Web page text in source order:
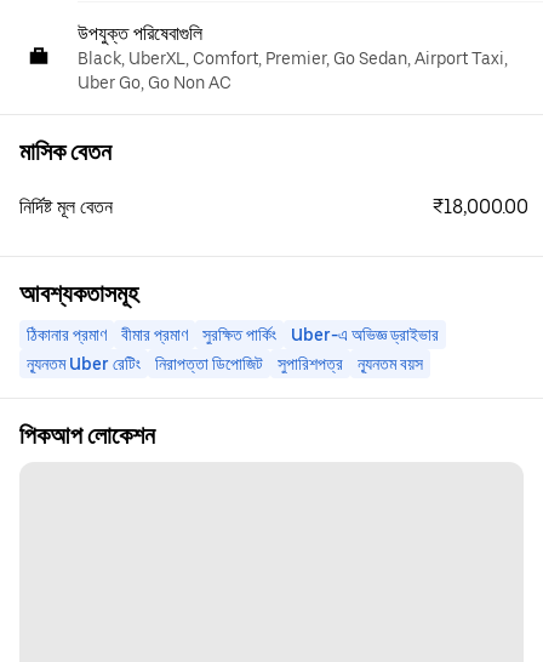
উপযুক্ত পরিষেবাগুলি
Black, UberXL, Comfort, Premier, Go Sedan, Airport Taxi,
Uber Go, Go Non AC
মাসিক বেতন
নির্দিষ্ট মূল বেতন ₹18,000.00
আবশ্যকতাসমূহ
ঠিকানার প্রমাণ বীমার প্রমাণ সুরক্ষিত পার্কিং
Uber-এ অভিজ্ঞ ড্রাইভার
ন্যূনতম Uber রেটিং
নিরাপত্তা ডিপোজিট সুপারিশপত্র ন্যূনতম বয়স
পিকআপ লোকেশন